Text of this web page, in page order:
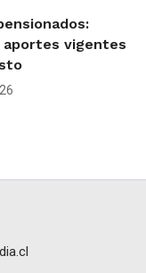
vigentes